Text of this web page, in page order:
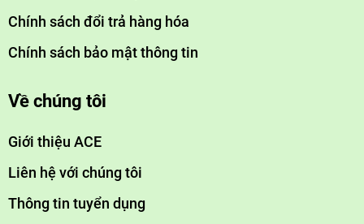
Chính sách đổi trả hàng hóa
Chính sách bảo mật thông tin
Về chúng tôi
Giới thiệu ACE
Liên hệ với chúng tôi
Thông tin tuyển dụng